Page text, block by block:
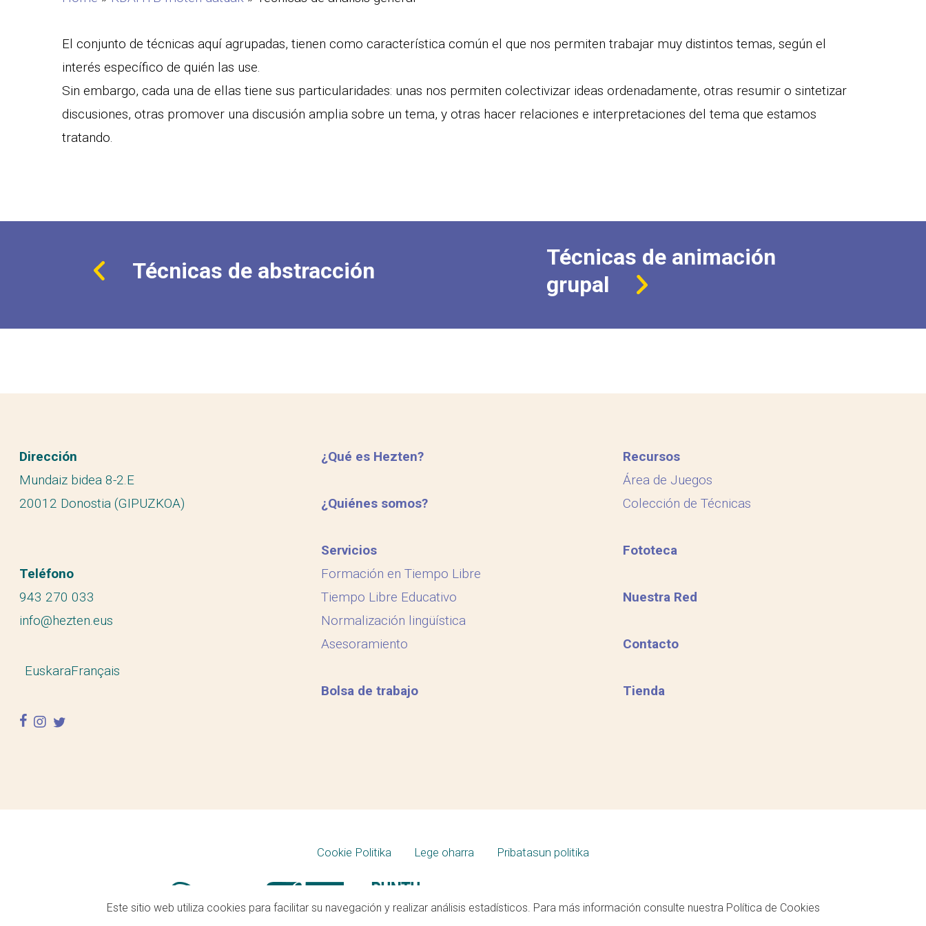
El conjunto de técnicas aquí agrupadas, tienen como característica común el que nos permiten trabajar muy distintos temas, según el
interés específico de quién las use.
Sin embargo, cada una de ellas tiene sus particularidades: unas nos permiten colectivizar ideas ordenadamente, otras resumir o sintetizar
discusiones, otras promover una discusión amplia sobre un tema, y otras hacer relaciones e interpretaciones del tema que estamos
tratando.
Técnicas de abstracción
Técnicas de animación
grupal
Dirección
Mundaiz bidea 8-2.E
20012 Donostia (GIPUZKOA)
Teléfono
943 270 033
info@hezten.eus
EuskaraFrançais
facebook
instagram
twitter
¿Qué es Hezten?
¿Quiénes somos?
Servicios
Formación en Tiempo Libre
Tiempo Libre Educativo
Normalización lingüística
Asesoramiento
Bolsa de trabajo
Recursos
Área de Juegos
Colección de Técnicas
Fototeca
Nuestra Red
Contacto
Tienda
Cookie Politika Lege oharra Pribatasun politika
Este sitio web utiliza cookies para facilitar su navegación y realizar análisis estadísticos. Para más información consulte nuestra Política de Cookies